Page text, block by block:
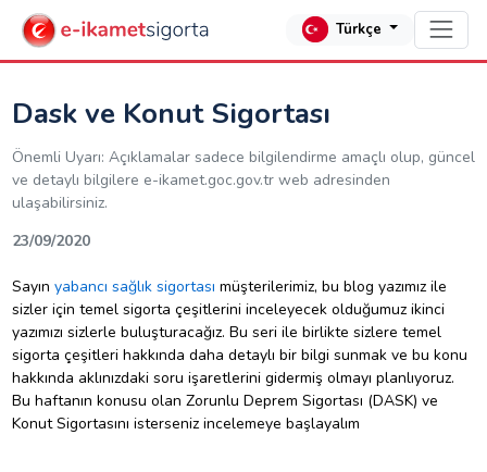
Türkçe
Dask ve Konut Sigortası
Önemli Uyarı: Açıklamalar sadece bilgilendirme amaçlı olup, güncel
ve detaylı bilgilere e-ikamet.goc.gov.tr web adresinden
ulaşabilirsiniz.
23/09/2020
Sayın yabancı sağlık sigortası müşterilerimiz, bu blog yazımız ile
sizler için temel sigorta çeşitlerini inceleyecek olduğumuz ikinci
yazımızı sizlerle buluşturacağız. Bu seri ile birlikte sizlere temel
sigorta çeşitleri hakkında daha detaylı bir bilgi sunmak ve bu konu
hakkında aklınızdaki soru işaretlerini gidermiş olmayı planlıyoruz.
Bu haftanın konusu olan Zorunlu Deprem Sigortası (DASK) ve
Konut Sigortasını isterseniz incelemeye başlayalım